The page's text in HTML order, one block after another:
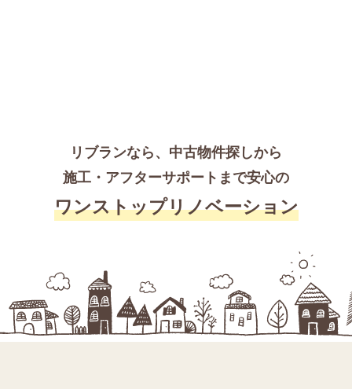
リブランなら、中古物件探しから
施工・アフターサポートまで安心の
ワンストップリノベーション